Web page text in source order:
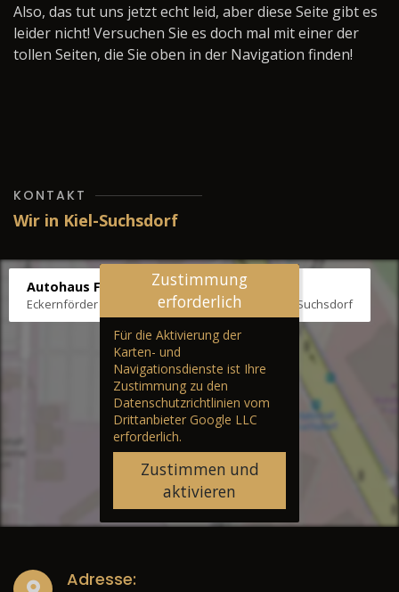
Also, das tut uns jetzt echt leid, aber diese Seite gibt es
leider nicht! Versuchen Sie es doch mal mit einer der
tollen Seiten, die Sie oben in der Navigation finden!
KONTAKT
Wir in Kiel-Suchsdorf
Autohaus Fräter
Eckernförder Str. /Klausbrooker Weg 1, 24107 Kiel-Suchsdorf
Zustimmung
erforderlich
Für die Aktivierung der
Karten- und
Navigationsdienste ist Ihre
Zustimmung zu den
Datenschutzrichtlinien vom
Drittanbieter Google LLC
erforderlich.
Zustimmen und
aktivieren
Adresse: